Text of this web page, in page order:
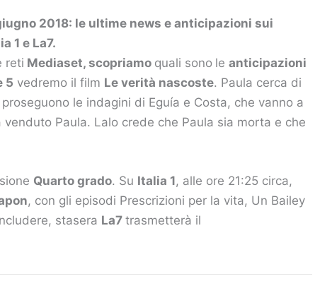
2018: le ultime news e anticipazioni sui
1 e La7.
reti Mediaset, scopriamo quali sono le anticipazioni
5 vedremo il film Le verità nascoste. Paula cerca di
le indagini di Eguía e Costa, che vanno a
venduto Paula. Lalo crede che Paula sia morta e che
Quarto grado. Su Italia 1, alle ore 21:25 circa,
, con gli episodi Prescrizioni per la vita, Un Bailey
stasera La7 trasmetterà il